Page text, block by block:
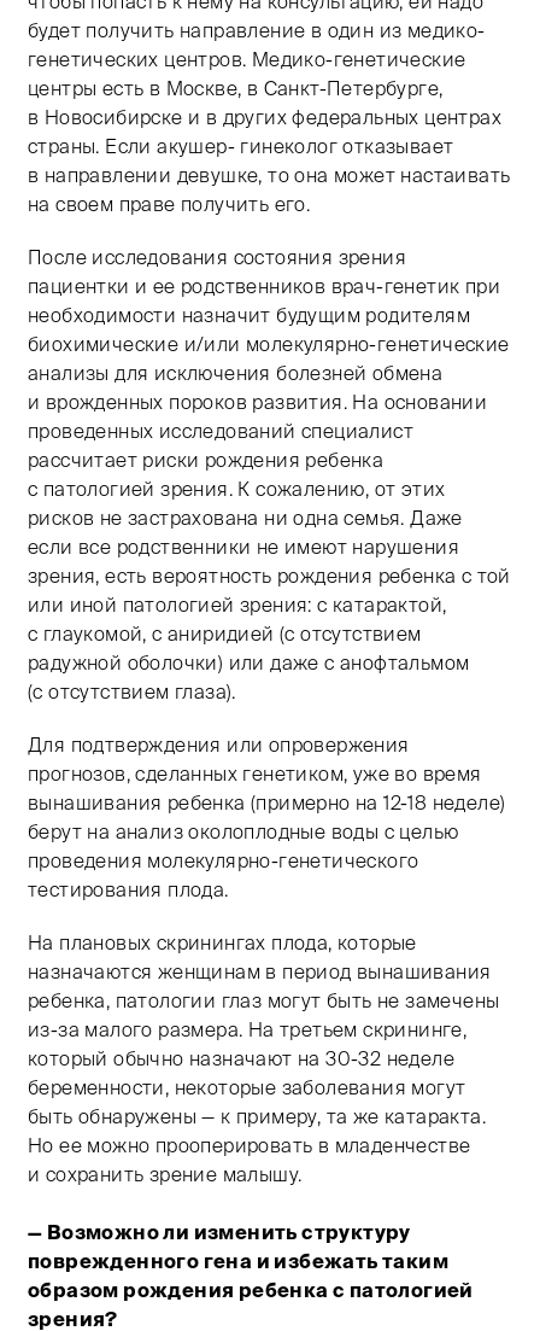
будет получить направление в один из медико-
генетических центров. Медико-генетические
центры есть в Москве, в Санкт-Петербурге,
в Новосибирске и в других федеральных центрах
страны. Если акушер- гинеколог отказывает
в направлении девушке, то она может настаивать
на своем праве получить его.
После исследования состояния зрения
пациентки и ее родственников врач-генетик при
необходимости назначит будущим родителям
биохимические и/или молекулярно-генетические
анализы для исключения болезней обмена
и врожденных пороков развития. На основании
проведенных исследований специалист
рассчитает риски рождения ребенка
с патологией зрения. К сожалению, от этих
рисков не застрахована ни одна семья. Даже
если все родственники не имеют нарушения
зрения, есть вероятность рождения ребенка с той
или иной патологией зрения: с катарактой,
с глаукомой, с аниридией (с отсутствием
радужной оболочки) или даже с анофтальмом
(с отсутствием глаза).
Для подтверждения или опровержения
прогнозов, сделанных генетиком, уже во время
вынашивания ребенка (примерно на12-18 неделе)
берут на анализ околоплодные воды с целью
проведения молекулярно-генетического
тестирования плода.
На плановых скринингах плода, которые
назначаются женщинам в период вынашивания
ребенка, патологии глаз могут быть не замечены
из-за малого размера. На третьем скрининге,
который обычно назначают на30-32 неделе
беременности, некоторые заболевания могут
быть обнаружены — к примеру, та же катаракта.
Но ее можно прооперировать в младенчестве
и сохранить зрение малышу.
— Возможно ли изменить структуру
поврежденного гена и избежать таким
образом рождения ребенка с патологией
зрения?